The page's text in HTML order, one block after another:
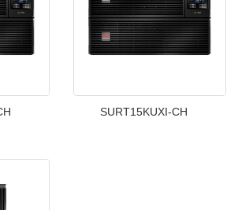
SURT15KUXI-CH